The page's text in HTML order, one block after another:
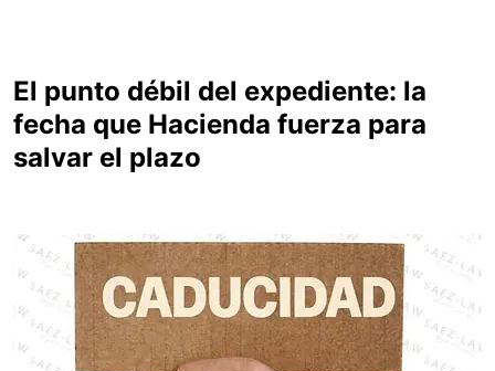
El punto débil del expediente: la
fecha que Hacienda fuerza para
salvar el plazo